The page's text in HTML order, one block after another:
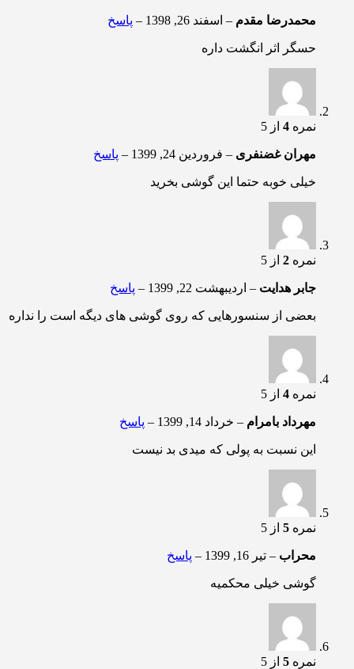
محمدرضا مقدم – اسفند 26, 1398 – پاسخ
حسگر اثر انگشت داره
نمره 4 از 5
مهران غضنفری – فروردین 24, 1399 – پاسخ
خیلی خوبه حتما این گوشی بخرید⁦
نمره 2 از 5
جابر هدایت – اردیبهشت 22, 1399 – پاسخ
بعضی از سنسورهایی که روی گوشی های دیگه است را نداره
نمره 4 از 5
مهرداد بامرام – خرداد 14, 1399 – پاسخ
این نسبت به پولی که میدی بد نیست
نمره 5 از 5
محراب – تیر 16, 1399 – پاسخ
گوشی خیلی محکمیه
نمره 5 از 5